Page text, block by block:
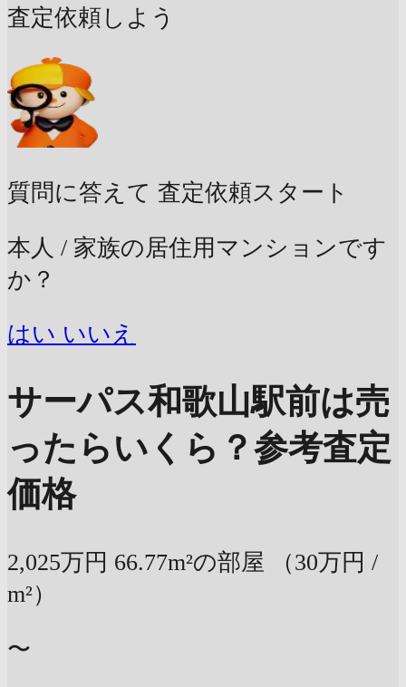
査定依頼しよう
質問に答えて 査定依頼スタート
本人 / 家族の居住用マンションです
か？
はい いいえ
サーパス和歌山駅前は売
ったらいくら？参考査定
価格
2,025万円 66.77m²の部屋
（30万円 /
m²）
〜